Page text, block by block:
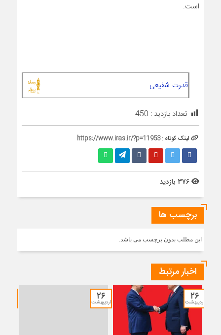
است.
قدرت شفیعی
تعداد بازدید : 450
لینک کوتاه :https://www.iras.ir/?p=11953
برچسب ها
این مطلب بدون برچسب می باشد.
اخبار مرتبط
۲۶
اردیبهشت ۲۶
اردیبهشت